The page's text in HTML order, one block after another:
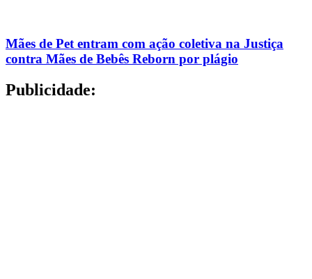
Mães de Pet entram com ação coletiva na Justiça
contra Mães de Bebês Reborn por plágio
Publicidade: